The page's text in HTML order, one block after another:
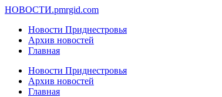
НОВОСТИ.pmrgid.com
Новости Приднестровья
Архив новостей
Главная
Новости Приднестровья
Архив новостей
Главная